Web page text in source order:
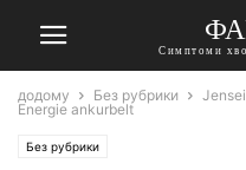
Симптоми
додому Без рубрики
Energie ankurbelt
Без рубрики